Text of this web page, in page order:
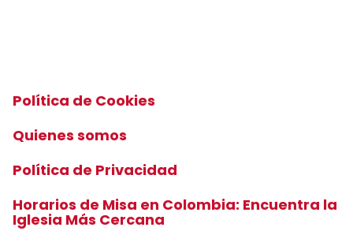
Política de Cookies
Quienes somos
Política de Privacidad
Horarios de Misa en Colombia: Encuentra la
Iglesia Más Cercana